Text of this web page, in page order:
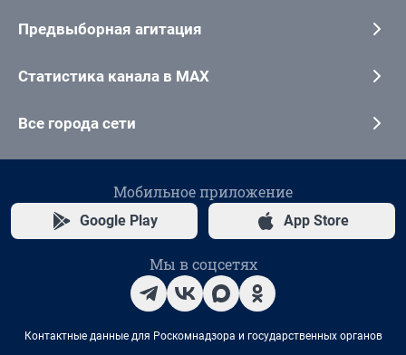
Предвыборная агитация
Статистика канала в MAX
Все города сети
Мобильное приложение
Google Play App Store
Мы в соцсетях
Контактные данные для Роскомнадзора и государственных органов